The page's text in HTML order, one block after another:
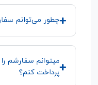
چطور می‌توانم
میتوانم سفارشم
پرداخت کنم؟